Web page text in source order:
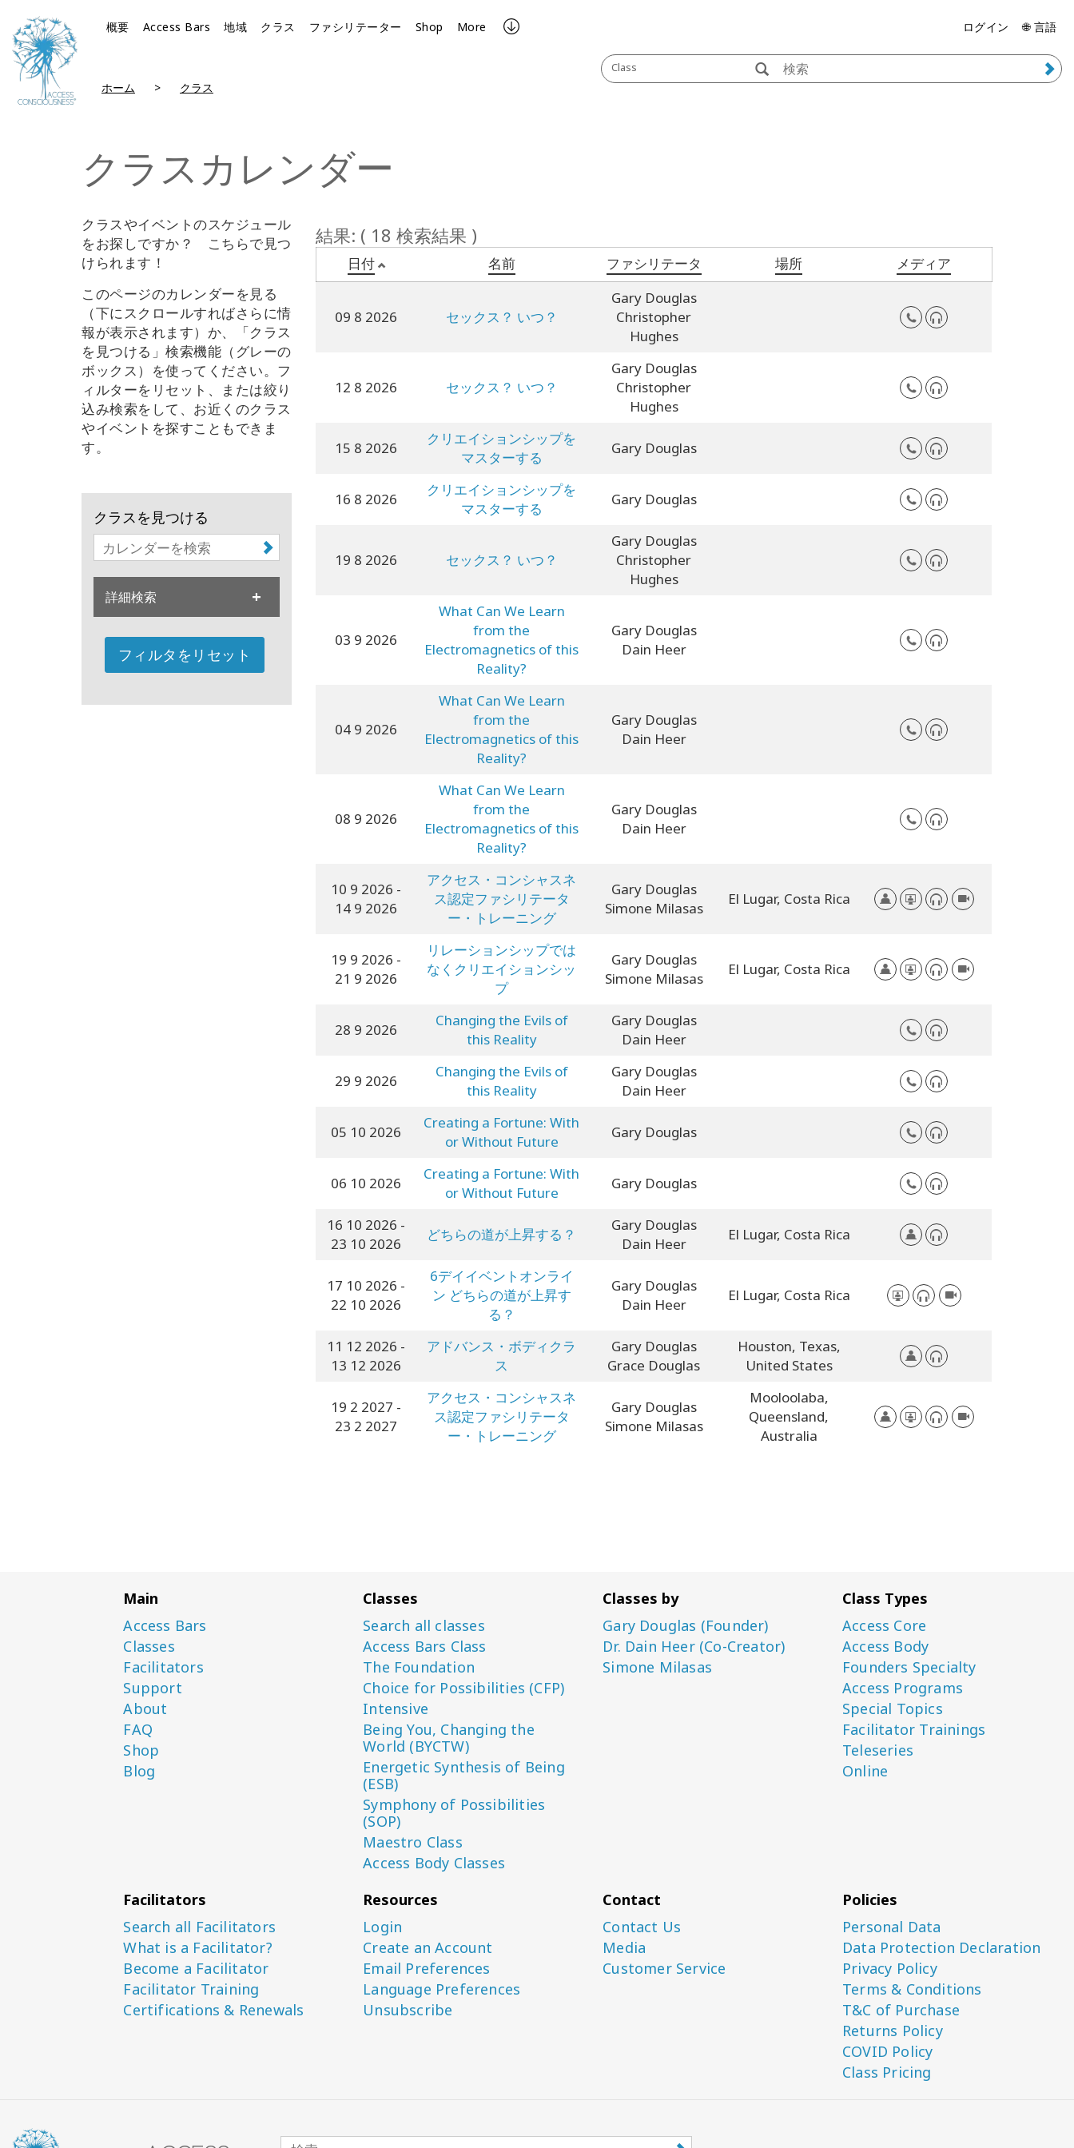
概要 Access Bars 地域 クラス ファシリテーター Shop More ログイン 🌐 言語
Class
ホーム クラス
クラスカレンダー
クラスやイベントのスケジュール
をお探しですか ？ こちらで見つ
けられます！
このページのカレンダーを見る
（下にスクロールすればさらに情
報が表示されます） か、「クラス
を見つける」検索機能（グレーの
ボックス）を使ってください。フ
ィルターをリセット、または絞り
込み検索をして、お近くのクラス
やイベントを探すこともできま
す。
クラスを見つける
詳細検索
フィルタをリセット
結果: ( 18 検索結果 )
日付 名前 ファシリテータ 場所 メディア
09 8 2026 セックス？ いつ？
Gary Douglas
Christopher
Hughes
12 8 2026 セックス？ いつ？
Gary Douglas
Christopher
Hughes
15 8 2026
クリエイションシップを
マスターする
Gary Douglas
16 8 2026
クリエイションシップを
マスターする
Gary Douglas
19 8 2026 セックス？ いつ？
Gary Douglas
Christopher
Hughes
03 9 2026
What Can We Learn
from the
Electromagnetics of this
Reality?
Gary Douglas
Dain Heer
04 9 2026
What Can We Learn
from the
Electromagnetics of this
Reality?
Gary Douglas
Dain Heer
08 9 2026
What Can We Learn
from the
Electromagnetics of this
Reality?
Gary Douglas
Dain Heer
10 9 2026 -
14 9 2026
アクセス・コンシャスネ
ス認定ファシリテータ
ー・トレーニング
Gary Douglas
Simone Milasas
El Lugar, Costa Rica
19 9 2026 -
21 9 2026
リレーションシップでは
なくクリエイションシッ
プ
Gary Douglas
Simone Milasas
El Lugar, Costa Rica
28 9 2026
Changing the Evils of
this Reality
Gary Douglas
Dain Heer
29 9 2026
Changing the Evils of
this Reality
Gary Douglas
Dain Heer
05 10 2026
Creating a Fortune: With
or Without Future
Gary Douglas
06 10 2026
Creating a Fortune: With
or Without Future
Gary Douglas
16 10 2026 -
23 10 2026
どちらの道が上昇する？
Gary Douglas
Dain Heer
El Lugar, Costa Rica
17 10 2026 -
22 10 2026
6デイイベントオンライ
ン どちらの道が上昇す
る？
Gary Douglas
Dain Heer
El Lugar, Costa Rica
11 12 2026 -
13 12 2026
アドバンス・ボディクラ
ス
Gary Douglas
Grace Douglas
Houston, Texas,
United States
19 2 2027 -
23 2 2027
アクセス・コンシャスネ
ス認定ファシリテータ
ー・トレーニング
Gary Douglas
Simone Milasas
Mooloolaba,
Queensland,
Australia
Main
Access Bars
Classes
Facilitators
Support
About
FAQ
Shop
Blog
Classes
Search all classes
Access Bars Class
The Foundation
Choice for Possibilities (CFP)
Intensive
Being You, Changing the
World (BYCTW)
Energetic Synthesis of Being
(ESB)
Symphony of Possibilities
(SOP)
Maestro Class
Access Body Classes
Classes by
Gary Douglas (Founder)
Dr. Dain Heer (Co-Creator)
Simone Milasas
Class Types
Access Core
Access Body
Founders Specialty
Access Programs
Special Topics
Facilitator Trainings
Teleseries
Online
Facilitators
Search all Facilitators
What is a Facilitator?
Become a Facilitator
Facilitator Training
Certifications & Renewals
Resources
Login
Create an Account
Email Preferences
Language Preferences
Unsubscribe
Contact
Contact Us
Media
Customer Service
Policies
Personal Data
Data Protection Declaration
Privacy Policy
Terms & Conditions
T&C of Purchase
Returns Policy
COVID Policy
Class Pricing